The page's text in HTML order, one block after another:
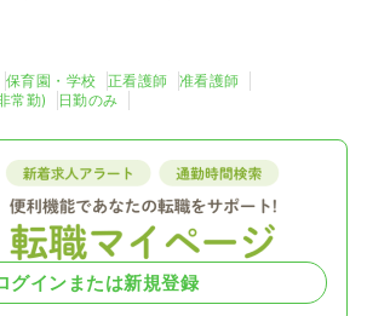
保育園・学校 正看護師
准看護師
常勤) 日勤のみ
グインまたは新規登録